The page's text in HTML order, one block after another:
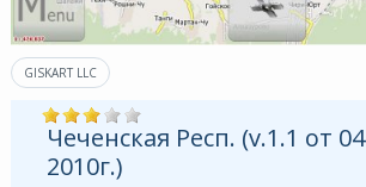
GISKART LLC
Чеченская Респ. (v.1.1 от
2010г.)